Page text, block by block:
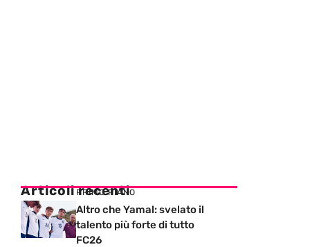
Articoli recenti
PRIMO PIANO
Altro che Yamal: svelato il
talento più forte di tutto
FC26